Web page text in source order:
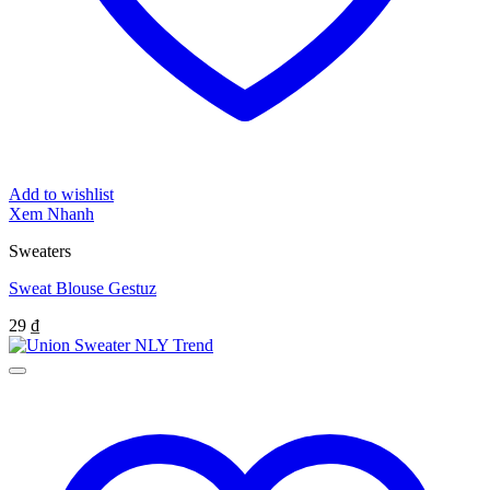
Add to wishlist
Xem Nhanh
Sweaters
Sweat Blouse Gestuz
29 ₫